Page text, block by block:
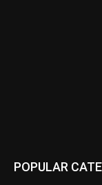
POPULAR